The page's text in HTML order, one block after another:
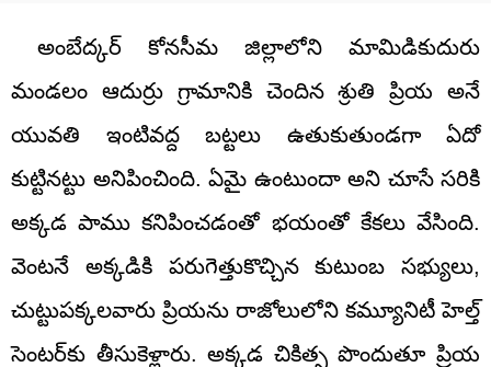
అంబేద్కర్ కోనసీమ జిల్లాలోని మామిడికుదురు
మండలం ఆదుర్రు గ్రామానికి చెందిన శ్రుతి ప్రియ అనే
యువతి ఇంటివద్ద బట్టలు ఉతుకుతుండగా ఏదో
కుట్టినట్టు అనిపించింది. ఏమై ఉంటుందా అని చూసే సరికి
అక్కడ పాము కనిపించడంతో భయంతో కేకలు వేసింది.
వెంటనే అక్కడికి పరుగెత్తుకొచ్చిన కుటుంబ సభ్యులు,
చుట్టుపక్కలవారు ప్రియను రాజోలులోని కమ్యూనిటీ హెల్త్‌
సెంటర్‌కు తీసుకెళ్లారు. అక్కడ చికిత్స పొందుతూ ప్రియ